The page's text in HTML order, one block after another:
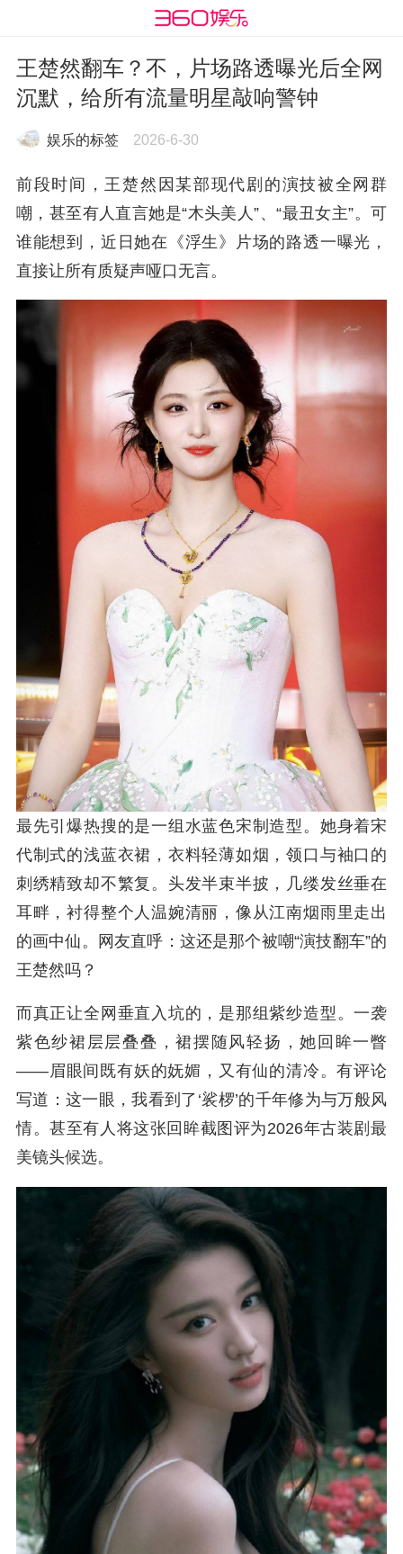
王楚然翻车？不，片场路透曝光后全网
沉默，给所有流量明星敲响警钟
娱乐的标签 2026-6-30
前段时间，王楚然因某部现代剧的演技被全网群
嘲，甚至有人直言她是“木头美人”、“最丑女主”。可
谁能想到，近日她在《浮生》片场的路透一曝光，
直接让所有质疑声哑口无言。
最先引爆热搜的是一组水蓝色宋制造型。她身着宋
代制式的浅蓝衣裙，衣料轻薄如烟，领口与袖口的
刺绣精致却不繁复。头发半束半披，几缕发丝垂在
耳畔，衬得整个人温婉清丽，像从江南烟雨里走出
的画中仙。网友直呼：这还是那个被嘲“演技翻车”的
王楚然吗？
而真正让全网垂直入坑的，是那组紫纱造型。一袭
紫色纱裙层层叠叠，裙摆随风轻扬，她回眸一瞥
——眉眼间既有妖的妩媚，又有仙的清冷。有评论
写道：这一眼，我看到了‘裟椤’的千年修为与万般风
情。甚至有人将这张回眸截图评为2026年古装剧最
美镜头候选。